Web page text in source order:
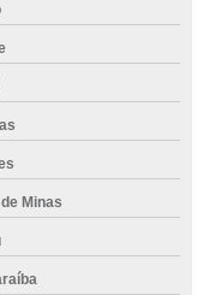
Minas